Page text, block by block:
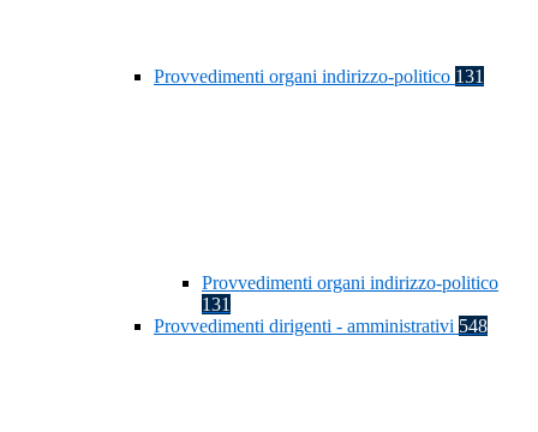
Provvedimenti organi indirizzo-politico 131
Provvedimenti organi indirizzo-politico
131
Provvedimenti dirigenti - amministrativi 548